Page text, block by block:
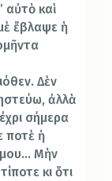
αὐτὸ καὶ
ἔβλαψε ἡ
Δὲν
ἀλλὰ
σήμερα
ποτὲ ἡ
μου… Μὴν
κι ὅτι